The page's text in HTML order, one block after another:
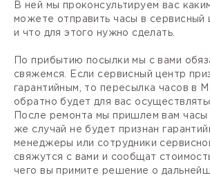
В ней мы проконсультируем вас
можете отправить часы в сервисный
и что для этого нужно сделать.
По прибытию посылки мы с вами
свяжемся. Если сервисный центр
гарантийным, то пересылка часов в
обратно будет для вас
После ремонта мы пришлем вам часы
же случай не будет признан
менеджеры или сотрудники
свяжутся с вами и сообщат
чего вы примите решение о